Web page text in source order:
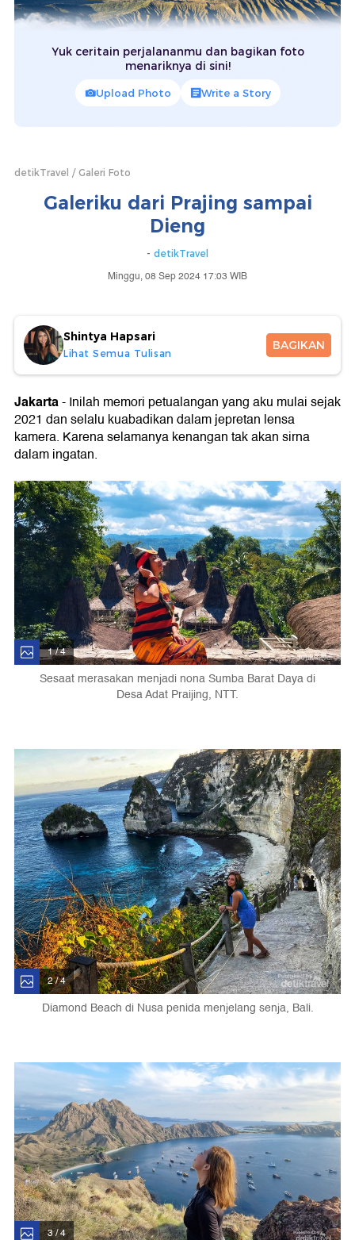
Yuk ceritain perjalananmu dan bagikan foto
menariknya di sini!
Upload Photo Write a Story
detikTravel Galeri Foto
Galeriku dari Prajing sampai
Dieng
- detikTravel
Minggu, 08 Sep 2024 17:03 WIB
Shintya Hapsari
Lihat Semua Tulisan
BAGIKAN
Jakarta- Inilah memori petualangan yang aku mulai sejak
2021 dan selalu kuabadikan dalam jepretan lensa
kamera. Karena selamanya kenangan tak akan sirna
dalam ingatan.
1 / 4
Sesaat merasakan menjadi nona Sumba Barat Daya di
Desa Adat Praijing, NTT.
2 / 4
Diamond Beach di Nusa penida menjelang senja, Bali.
3 / 4